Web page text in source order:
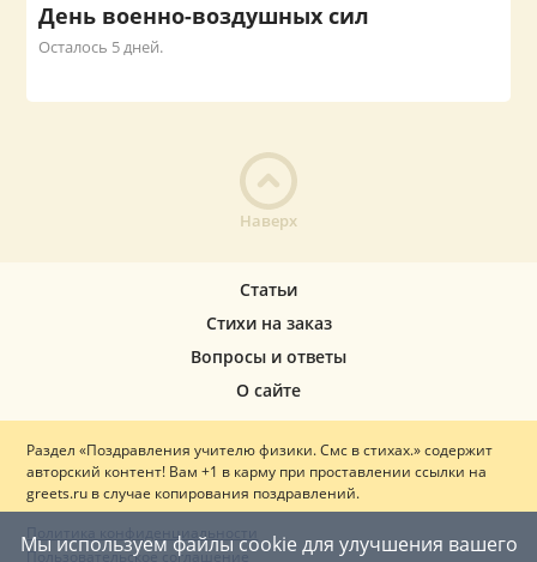
День военно-воздушных сил
Осталось 5 дней.
Наверх
Мы используем файлы cookie для улучшения вашего
Статьи
Стихи на заказ
Вопросы и ответы
О сайте
Раздел «Поздравления учителю физики. Смс в стихах.» содержит
авторский контент! Вам +1 в карму при проставлении ссылки на
greets.ru в случае копирования поздравлений.
Политика конфиденциальности
Пользовательское соглашение